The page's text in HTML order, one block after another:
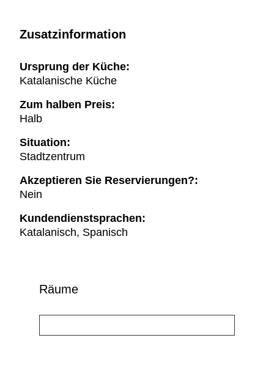
Zusatzinformation
Ursprung der Küche:
Katalanische Küche
Zum halben Preis:
Halb
Situation:
Stadtzentrum
Akzeptieren Sie Reservierungen?:
Nein
Kundendienstsprachen:
Katalanisch, Spanisch
Räume